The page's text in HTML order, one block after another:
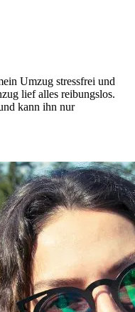
Umzug stressfrei und
lief alles reibungslos.
kann ihn nur